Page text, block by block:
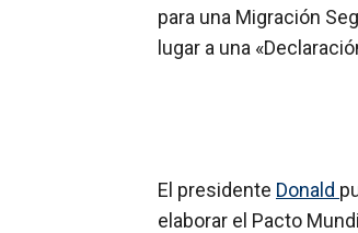
para una Migración
lugar a una
El presidente Donald
elaborar el Pacto